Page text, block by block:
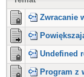
Zwracanie
Undefined
Program z